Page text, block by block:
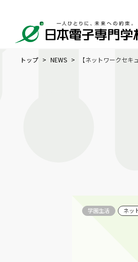
トップ NEWS 【ネットワークセキ
学園生活 ネッ